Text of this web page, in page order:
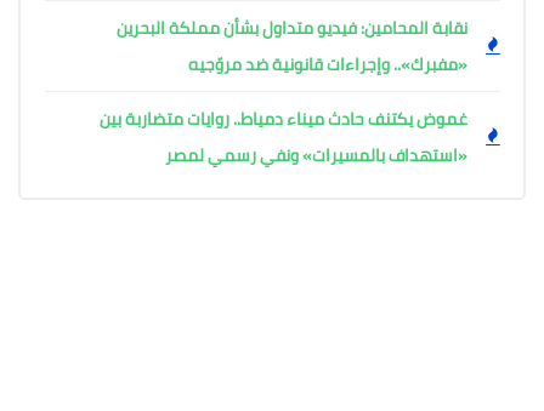
نقابة المحامين: فيديو متداول بشأن مملكة البحرين
«مفبرك».. وإجراءات قانونية ضد مروّجيه
غموض يكتنف حادث ميناء دمياط.. روايات متضاربة بين
«استهداف بالمسيرات» ونفي رسمي لمصر